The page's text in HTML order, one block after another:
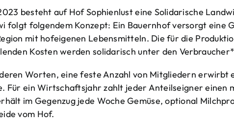
besteht auf Hof Sophienlust eine Solidarische
folgt folgendem Konzept: Ein Bauern­hof versorgt eine
mit hof­eigenen Lebens­mitteln. Die für die
Kosten werden solidarisch unter den
Worten, eine feste Anzahl von Mitgliedern erwirbt
Für ein Wirtschaftsjahr zahlt jeder Anteilseigner einen
im Gegenzug jede Woche Gemüse, optional
vom Hof.